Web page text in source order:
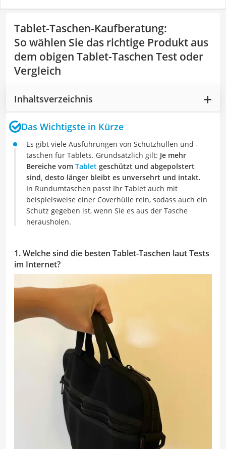
Tablet-Taschen-Kaufberatung:
So wählen Sie das richtige Produkt aus
dem obigen Tablet-Taschen Test oder
Vergleich
Inhaltsverzeichnis
Das Wichtigste in Kürze
Es gibt viele Ausführungen von Schutzhüllen und -
taschen für Tablets. Grundsätzlich gilt: Je mehr
Bereiche vom Tablet geschützt und abgepolstert
sind, desto länger bleibt es unversehrt und intakt.
In Rundumtaschen passt Ihr Tablet auch mit
beispielsweise einer Coverhülle rein, sodass auch ein
Schutz gegeben ist, wenn Sie es aus der Tasche
herausholen.
1. Welche sind die besten Tablet-Taschen laut Tests
im Internet?